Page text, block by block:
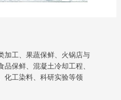
加工、果蔬保鲜、火锅店与
保鲜、混凝土冷却工程、
化工染料、科研实验等领